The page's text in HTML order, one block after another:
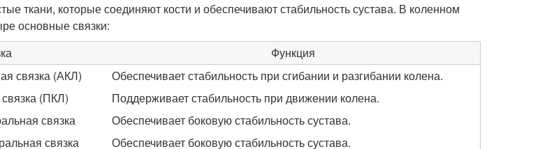
ткани, которые соединяют кости и обеспечивают стабильность сустава. В коленном
основные связки:
Функция
связка (АКЛ)
Обеспечивает стабильность при сгибании и разгибании колена.
(ПКЛ)
Поддерживает стабильность при движении колена.
связка
Обеспечивает боковую стабильность сустава.
связка
Обеспечивает боковую стабильность сустава.